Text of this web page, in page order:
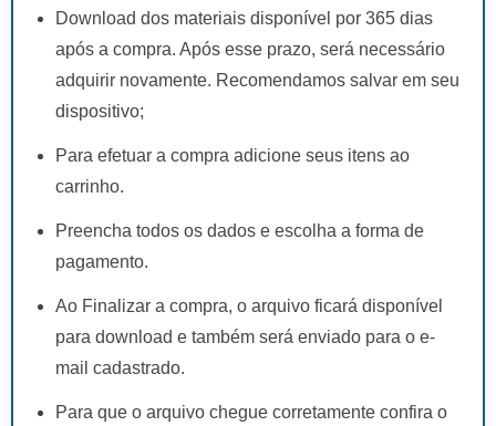
Download dos materiais disponível por 365 dias
após a compra. Após esse prazo, será necessário
adquirir novamente. Recomendamos salvar em seu
dispositivo;
Para efetuar a compra adicione seus itens ao
carrinho.
Preencha todos os dados e escolha a forma de
pagamento.
Ao Finalizar a compra, o arquivo ficará disponível
para download e também será enviado para o e-
mail cadastrado.
Para que o arquivo chegue corretamente confira o